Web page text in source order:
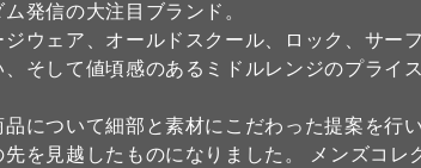
発信の大注目ブランド。
ウェア、オールドスクール、ロック、サー
そして値頃感のあるミドルレンジのプライ
について細部と素材にこだわった提案を行
を見越したものになりました。 メンズコレ